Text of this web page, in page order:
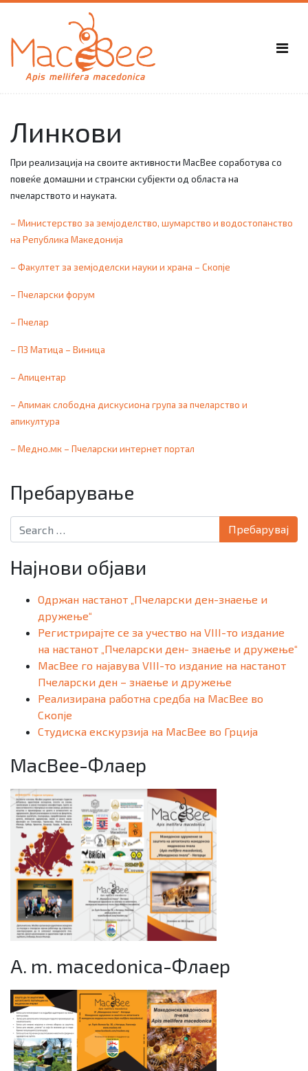
Линкови
При реализација на своите активности MacBee соработува со
повеќе домашни и странски субјекти од областа на
пчеларството и науката.
– Министерство за земјоделство, шумарство и водостопанство
на Република Македонија
– Факултет за земјоделски науки и храна – Скопје
– Пчеларски форум
– Пчелар
– ПЗ Матица – Виница
– Апицентар
– Апимак слободна дискусиона група за пчеларство и
апикултура
– Медно.мк – Пчеларски интернет портал
Пребарување
Search for:
Најнови објави
Одржан настанот „Пчеларски ден-знаење и
дружење“
Регистрирајте се за учество на VIII-то издание
на настанот „Пчеларски ден- знаење и дружење“
MacBee го најавува VIII-то издание на настанот
Пчеларски ден – знаење и дружење
Реализирана работна средба на MacBee во
Скопје
Студиска екскурзија на MacBee во Грција
MacBee-Флаер
A. m. macedonica-Флаер